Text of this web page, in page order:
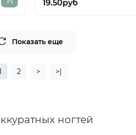
19.50руб
Показать еще
2 > >|
ногтей